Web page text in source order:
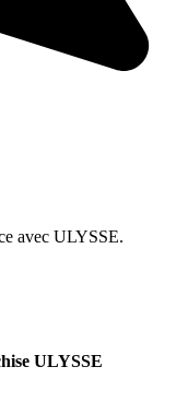
avec ULYSSE.
ULYSSE